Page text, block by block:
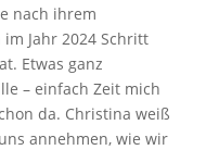
nach ihrem
Jahr 2024 Schritt
Etwas ganz
– einfach Zeit mich
da. Christina weiß
annehmen, wie wir